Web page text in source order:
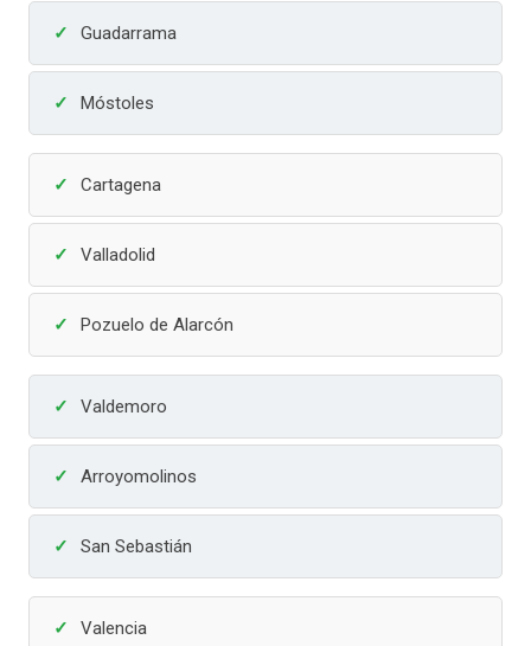
Guadarrama
Móstoles
Cartagena
Valladolid
Pozuelo de Alarcón
Valdemoro
Arroyomolinos
San Sebastián
Valencia